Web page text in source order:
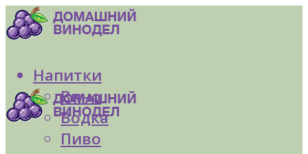
Напитки
Вино
Водка
Пиво